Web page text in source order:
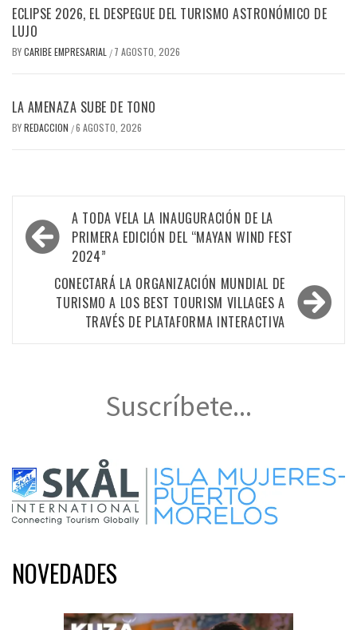
ECLIPSE 2026, EL DESPEGUE DEL TURISMO ASTRONÓMICO DE
LUJO
BYCARIBE EMPRESARIAL / 7 AGOSTO, 2026
LA AMENAZA SUBE DE TONO
BYREDACCION /6 AGOSTO, 2026
Navegación
de
entradas
A TODA VELA LA INAUGURACIÓN DE LA
PRIMERA EDICIÓN DEL “MAYAN WIND FEST
2024”
CONECTARÁ LA ORGANIZACIÓN MUNDIAL DE
TURISMO A LOS BEST TOURISM VILLAGES A
TRAVÉS DE PLATAFORMA INTERACTIVA
Suscríbete...
NOVEDADES